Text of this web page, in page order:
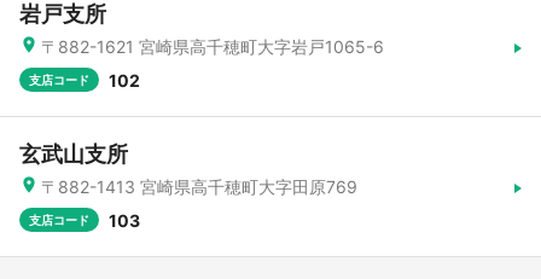
岩戸支所
〒882-1621 宮崎県高千穂町大字岩戸1065-6
支店コード 102
玄武山支所
〒882-1413 宮崎県高千穂町大字田原769
支店コード 103